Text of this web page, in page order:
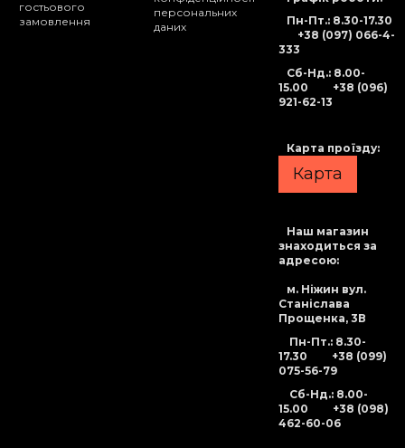
гостьового
замовлення
персональних
даних
Пн-Пт.: 8.30-17.30
+38 (097) 066-4-
333
Сб-Нд.: 8.00-
15.00 +38 (096)
921-62-13
Карта проїзду:
Карта
Наш магазин
знаходиться за
адресою:
м. Ніжин вул.
Станіслава
Прощенка, 3В
Пн-Пт.: 8.30-
17.30 +38 (099)
075-56-79
Сб-Нд.: 8.00-
15.00 +38 (098)
462-60-06